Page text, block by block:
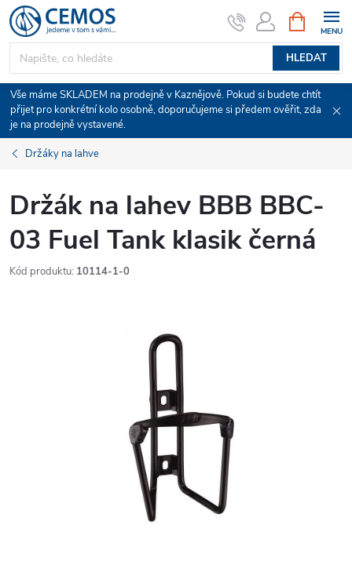
Přejít
na
obsah
HLEDAT
NÁKUPNÍ
KOŠÍK
Vše máme SKLADEM na prodejně v Kaznějově. Pokud si budete chtít
přijet pro konkrétní kolo osobně, doporučujeme si předem ověřit, zda
je na prodejně vystavené.
Držáky na lahve
Držák na lahev BBB BBC-
03 Fuel Tank klasik černá
Kód produktu: 10114-1-0